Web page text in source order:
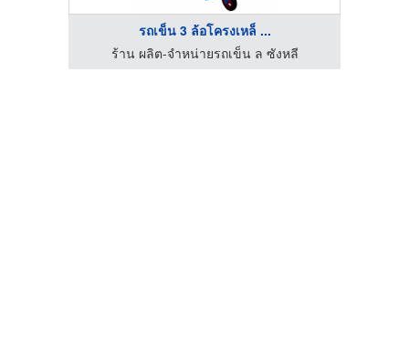
รถเข็น 3 ล้อโครงเหล็ ...
ร้าน ผลิต-จำหน่ายรถเข็น ล ซังหลี